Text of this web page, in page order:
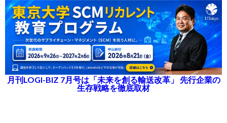
月刊LOGI-BIZ 7月号は「未来を創る輸送改革」 先行企業の
生存戦略を徹底取材